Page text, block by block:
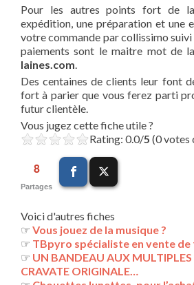
Pour les autres points fort de
expédition, une préparation et une
votre commande par collissimo
paiements sont le maitre mot de
laines.com.
Des centaines de clients leur font
fort à parier que vous ferez parti
futur clientèle.
Vous jugez cette fiche utile ?
Rating: 0.0/5 (0 votes
8
Partages
Voici d'autres fiches
☞ Vous jouez de la musique ?
☞ TBpyro spécialiste en vente de
☞ UN BANDEAU AUX
CRAVATE ORIGINALE…